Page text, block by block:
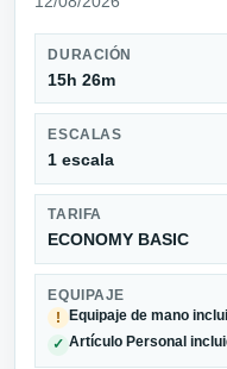
DURACIÓN
15h 26m
ESCALAS
1 escala
TARIFA
ECONOMY BASIC
EQUIPAJE
!
Equipaje de mano
✓ Artículo Personal